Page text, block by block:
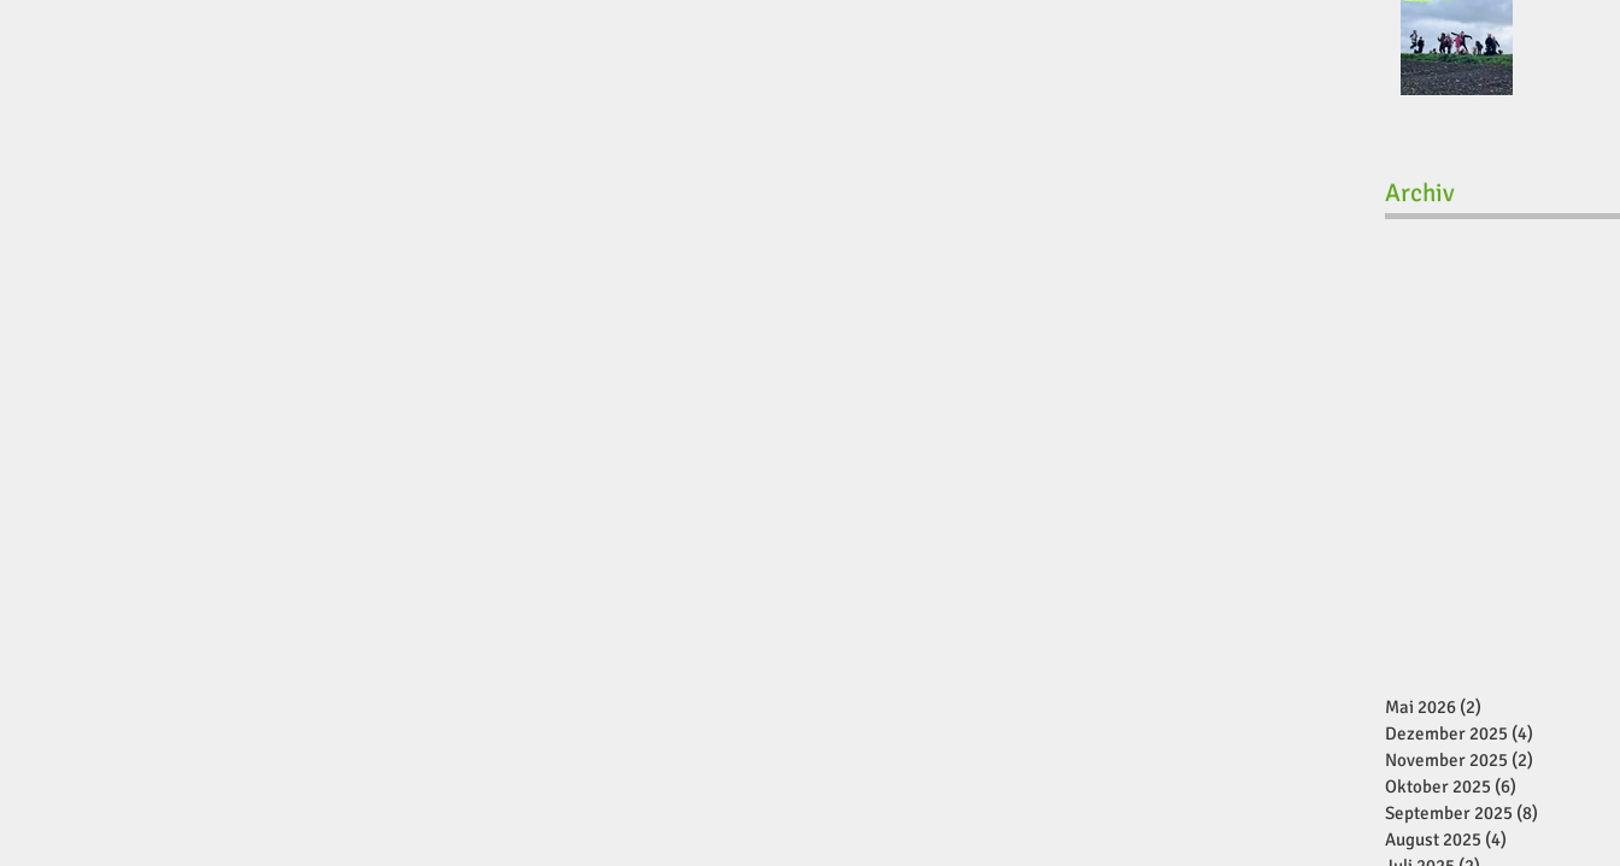
Archiv
Mai 2026 (2)
Dezember 2025 (4)
November 2025 (2)
Oktober 2025 (6)
September 2025 (8)
August 2025 (4)